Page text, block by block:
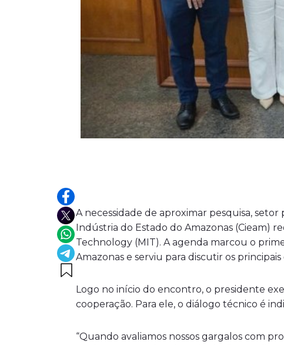
A necessidade de aproximar pesquisa,
Indústria do Estado do Amazonas (Cieam)
Technology (MIT). A agenda marcou o
Amazonas e serviu para discutir os
Logo no início do encontro, o presidente
cooperação. Para ele, o diálogo técnico é
“Quando avaliamos nossos gargalos com